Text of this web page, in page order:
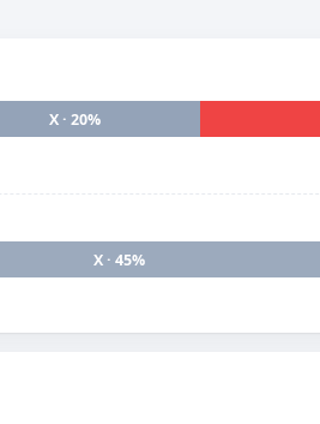
X · 20%
X · 45%